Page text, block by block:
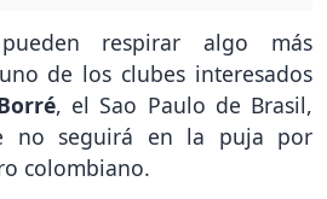
respirar algo más
de los clubes interesados
, el Sao Paulo de Brasil,
no seguirá en la puja por
colombiano.